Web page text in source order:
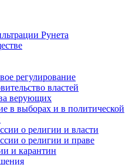
Рунета
регулирование
властей
верующих
в выборах и в политической
о религии и власти
о религии и праве
и карантин